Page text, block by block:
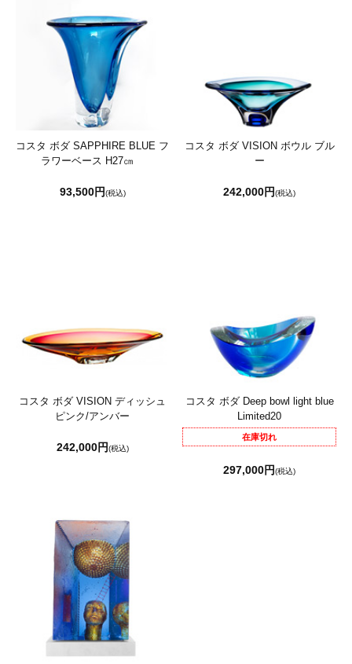
コスタ ボダ SAPPHIRE BLUE フ
ラワーベース H27㎝
93,500円(税込)
コスタ ボダ VISION ボウル ブル
ー
242,000円(税込)
コスタ ボダ VISION ディッシュ
ピンク/アンバー
242,000円(税込)
コスタ ボダ Deep bowl light blue
Limited20
在庫切れ
297,000円(税込)